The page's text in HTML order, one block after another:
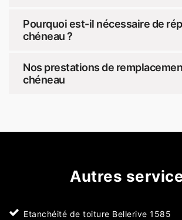
Pourquoi est-il nécessaire de
chéneau ?
Nos prestations de
chéneau
Autres
Etanchéité de toiture Bellerive 1585